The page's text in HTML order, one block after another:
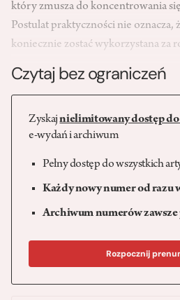
który zmusza do koncentrowania
Postulat praktyczności nie oznacza,
koniecznie zostać wykorzystana za
Czytaj bez ograniczeń
Zyskajnielimitowany dostęp
e-wydań i archiwum
Pełny dostęp do wszystkich
Każdy nowy numer od razu
Archiwum numerów zawsze
Rozpocznij